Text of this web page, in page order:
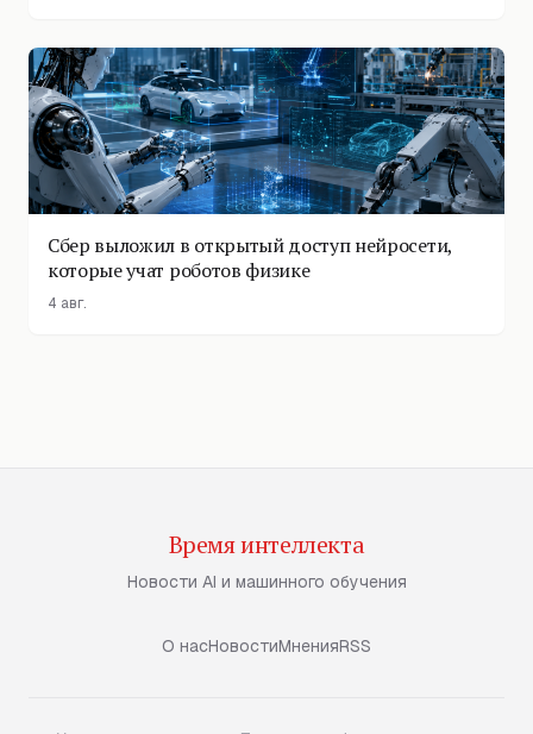
Сбер выложил в открытый доступ нейросети,
которые учат роботов физике
4 авг.
Время интеллекта
Новости AI и машинного обучения
О насНовостиМненияRSS